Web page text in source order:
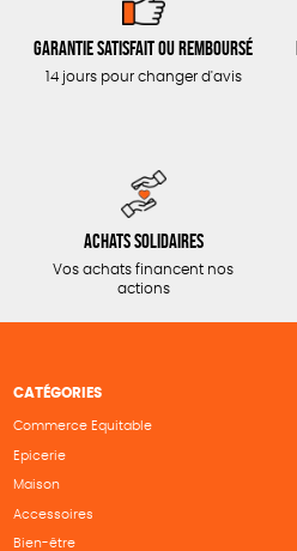
Garantie satisfait ou remboursé
14 jours pour changer d'avis
Achats solidaires
Vos achats financent nos
actions
CATÉGORIES
Commerce Equitable
Epicerie
Maison
Accessoires
Bien-être